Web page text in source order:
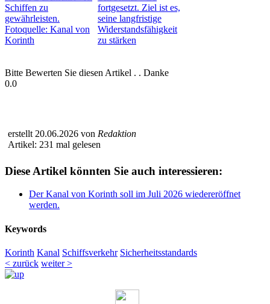
Bitte Bewerten Sie diesen Artikel . . Danke
0.0
erstellt 20.06.2026 von Redaktion
Artikel: 231 mal gelesen
Diese Artikel könnten Sie auch interessieren:
Der Kanal von Korinth soll im Juli 2026 wiedereröffnet
werden.
Keywords
Korinth Kanal Schiffsverkehr Sicherheitsstandards
< zurück weiter >